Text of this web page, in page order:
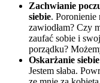
Zachwianie
siebie. Poronienie
zawiodłam? Czy
zaufać sobie i
porządku?
Oskarżanie siebie
Jestem słaba.